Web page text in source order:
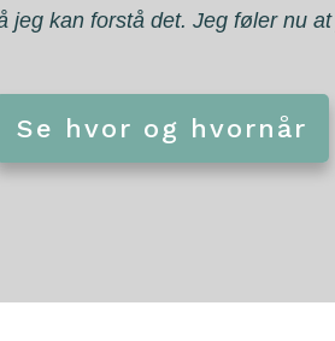
jeg kan forstå det. Jeg føler nu
Se hvor og hvornår